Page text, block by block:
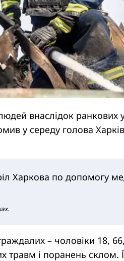
внаслідок ранкових
у середу голова
Харкова по допомогу
– чоловіки 18,
травм і поранень склом.